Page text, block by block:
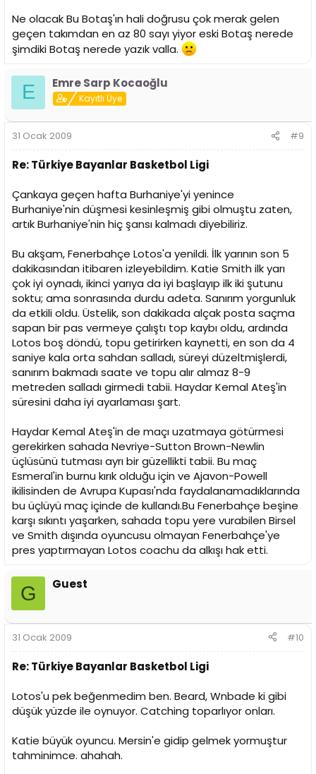
Ne olacak Bu Botaş'ın hali doğrusu çok merak gelen
geçen takımdan en az 80 sayı yiyor eski Botaş nerede
şimdiki Botaş nerede yazık valla.
E Emre Sarp Kocaoğlu
Kayıtlı Üye
31 Ocak 2009 #9
Re: Türkiye Bayanlar Basketbol Ligi
Çankaya geçen hafta Burhaniye'yi yenince
Burhaniye'nin düşmesi kesinleşmiş gibi olmuştu zaten,
artık Burhaniye'nin hiç şansı kalmadı diyebiliriz.
Bu akşam, Fenerbahçe Lotos'a yenildi. İlk yarının son 5
dakikasından itibaren izleyebildim. Katie Smith ilk yarı
çok iyi oynadı, ikinci yarıya da iyi başlayıp ilk iki şutunu
soktu; ama sonrasında durdu adeta. Sanırım yorgunluk
da etkili oldu. Üstelik, son dakikada alçak posta saçma
sapan bir pas vermeye çalıştı top kaybı oldu, ardında
Lotos boş döndü, topu getirirken kaynetti, en son da 4
saniye kala orta sahdan salladı, süreyi düzeltmişlerdi,
sanırım bakmadı saate ve topu alır almaz 8-9
metreden salladı girmedi tabii. Haydar Kemal Ateş'in
süresini daha iyi ayarlaması şart.
Haydar Kemal Ateş'in de maçı uzatmaya götürmesi
gerekirken sahada Nevriye-Sutton Brown-Newlin
üçlüsünü tutması ayrı bir güzellikti tabii. Bu maç
Esmeral'in burnu kırık olduğu için ve Ajavon-Powell
ikilisinden de Avrupa Kupası'nda faydalanamadıklarında
bu üçlüyü maç içinde de kullandı.Bu Fenerbahçe beşine
karşı sıkıntı yaşarken, sahada topu yere vurabilen Birsel
ve Smith dışında oyuncusu olmayan Fenerbahçe'ye
pres yaptırmayan Lotos coachu da alkışı hak etti.
G Guest
31 Ocak 2009 #10
Re: Türkiye Bayanlar Basketbol Ligi
Lotos'u pek beğenmedim ben. Beard, Wnbade ki gibi
düşük yüzde ile oynuyor. Catching toparlıyor onları.
Katie büyük oyuncu. Mersin'e gidip gelmek yormuştur
tahminimce. ahahah.